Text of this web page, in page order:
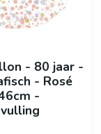
- 80 jaar -
- Rosé
-